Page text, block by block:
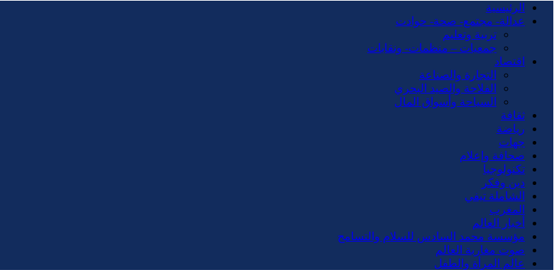
الرئيسية
عدالة- مجتمع- صحة- حوادت
تربية وتعليم
جمعيات – منظمات- ونقابات
اقتصاد
التجارة والصناعة
الفلاحة والصيد البحري
السياحة وأسواق المال
ثقافة
رياضة
جهات
صحافة وإعلام
تكنولوجيا
دين وفكر
الشاملة تيفي
المغرب
أخبار العالم
مؤسسة محمد السادس للسلام والتسامح
صوت مغاربة العالم
عالم المرأة والطفل